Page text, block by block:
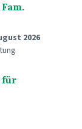
2026
für